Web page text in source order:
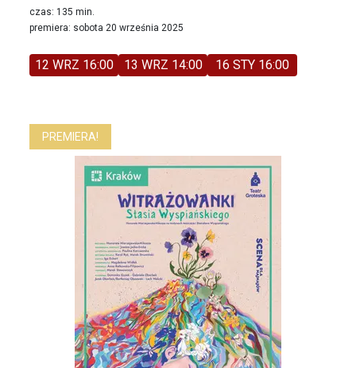
czas: 135 min.
premiera: sobota 20 września 2025
12 WRZ 16:00 13 WRZ 14:00 16 STY 16:00
PREMIERA!